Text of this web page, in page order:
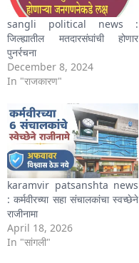
sangli political news :
जिल्ह्यातील मतदारसंघांची होणार
पुनर्रचना
December 8, 2024
In "राजकारण"
karamvir patsanshta news
: कर्मवीरच्या सहा संचालकांचा स्वच्छेने
राजीनामा
April 18, 2026
In "सांगली"